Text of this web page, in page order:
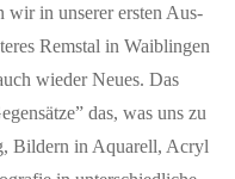
wir in unse­rer ers­ten Aus­
Rems­tal in Waib­lin­gen
wie­der Neu­es. Das
das, was uns zu
Bil­dern in Aqua­rell, Acryl